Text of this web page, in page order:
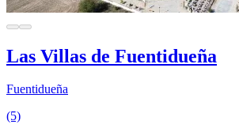
Las Villas de Fuentidueña
Fuentidueña
(5)